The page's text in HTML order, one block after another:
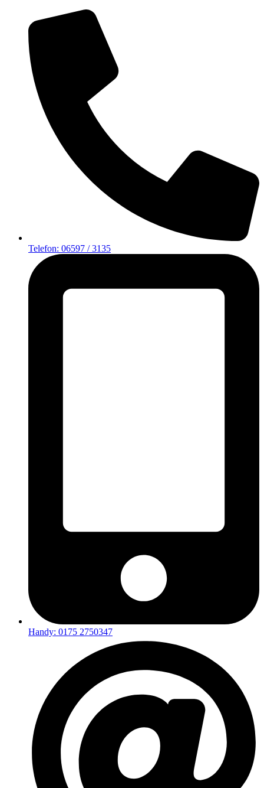
Telefon: 06597 / 3135
Handy: 0175 2750347